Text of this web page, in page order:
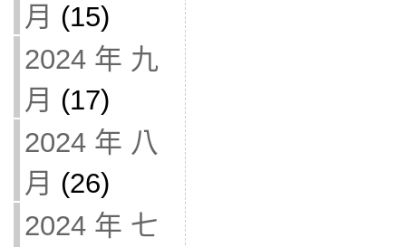
月 (15)
2024 年 九
月 (17)
2024 年 八
月 (26)
2024 年 七